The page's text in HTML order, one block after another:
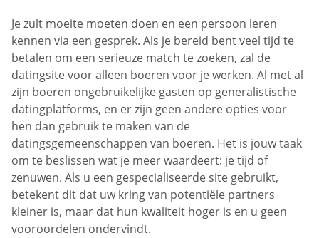
Je zult moeite moeten doen en een persoon leren
kennen via een gesprek. Als je bereid bent veel tijd te
betalen om een serieuze match te zoeken, zal de
datingsite voor alleen boeren voor je werken. Al met al
zijn boeren ongebruikelijke gasten op generalistische
datingplatforms, en er zijn geen andere opties voor
hen dan gebruik te maken van de
datingsgemeenschappen van boeren. Het is jouw taak
om te beslissen wat je meer waardeert: je tijd of
zenuwen. Als u een gespecialiseerde site gebruikt,
betekent dit dat uw kring van potentiële partners
kleiner is, maar dat hun kwaliteit hoger is en u geen
vooroordelen ondervindt.